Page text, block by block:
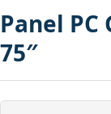
Panel
75″